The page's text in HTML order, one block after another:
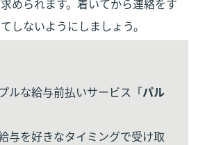
められます。着いてから連絡をす
しないようにしましょう。
ルな給与前払いサービス「パル
与を好きなタイミングで受け取